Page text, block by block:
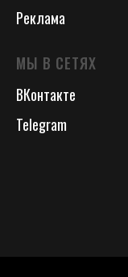
Реклама
МЫ В СЕТЯХ
ВКонтакте
Telegram